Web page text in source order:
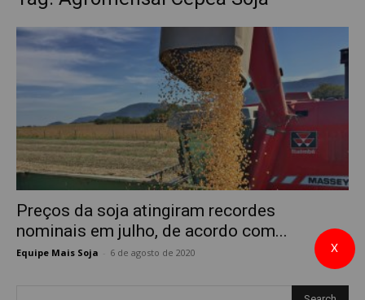
Preços da soja atingiram recordes
nominais em julho, de acordo com...
Equipe Mais Soja 6 de agosto de 2020 X